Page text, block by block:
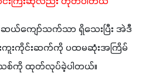
ဆယ်ကျော်သက်သာ ရှိသေးပြီး အဲဒီ
းကိုင်းဆက်ကို ပထမဆုံးအကြိမ်
သစ်ကို ထုတ်လုပ်ခဲ့ပါတယ်။